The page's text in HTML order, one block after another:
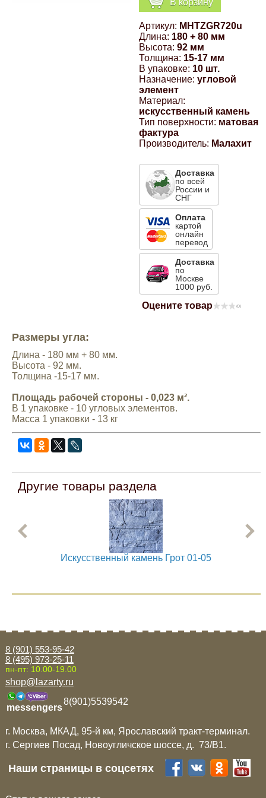
Артикул: MHTZGR720u
Длина: 180 + 80 мм
Высота: 92 мм
Толщина: 15-17 мм
В упаковке: 10 шт.
Назначение: угловой
элемент
Материал:
искусственный камень
Тип поверхности: матовая
фактура
Производитель: Малахит
Доставка
по всей
России и
СНГ
Оплата
картой
онлайн
перевод
Доставка
по
Москве
1000 руб.
Оцените товар (0)
Размеры угла:
Длина - 180 мм + 80 мм.
Высота - 92 мм.
Толщина -15-17 мм.
Площадь рабочей стороны - 0,023 м².
В 1 упаковке - 10 угловых элементов.
Масса 1 упаковки - 13 кг
Другие товары раздела
Искусственный камень Грот 01-05
8 (901) 553-95-42
8 (495) 973-25-11
пн-пт: 10.00-19.00
shop@lazarty.ru
messengers
8(901)5539542
г. Москва, МКАД, 95-й км, Ярославский тракт-терминал.
г. Сергиев Посад, Новоугличское шоссе, д. 73/B1.
Наши страницы в соцсетях
Компрессионные фитинги Poliext
Renault
Suzuki
Toyota
Volkswagen
УАЗ
Дополнительные товары
Эмали универсальные акриловые
Магнитные панели на холодильник